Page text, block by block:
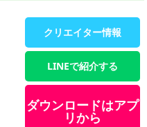
クリエイター情報
LINEで紹介する
ダウンロードはアプ
リから